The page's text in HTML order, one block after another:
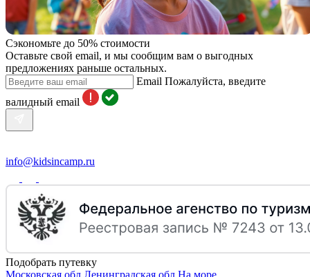
Сэкономьте до 50% стоимости
Оставьте свой email, и мы сообщим вам о выгодных
предложениях раньше остальных.
Email Пожалуйста, введите
валидный email
info@kidsincamp.ru
Подобрать путевку
Московская обл Ленинградская обл На море